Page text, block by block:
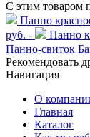
С этим товаром
Панно
руб. -
Панно
Панно-свиток
Рекомендовать
Навигация
О
Главная
Каталог